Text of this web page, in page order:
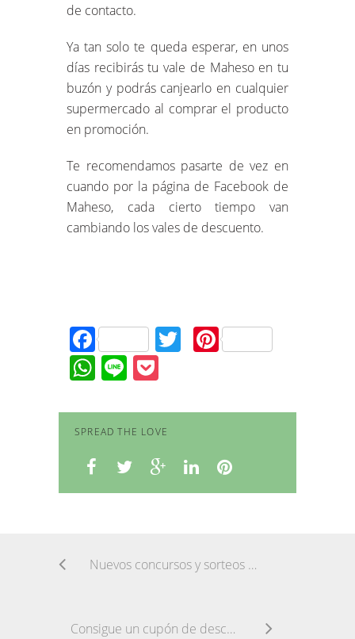
de contacto.
Ya tan solo te queda esperar, en unos
días recibirás tu vale de Maheso en tu
buzón y podrás canjearlo en cualquier
supermercado al comprar el producto
en promoción.
Te recomendamos pasarte de vez en
cuando por la página de Facebook de
Maheso, cada cierto tiempo van
cambiando los vales de descuento.
FacebookTwitter
Pinterest
WhatsApp
Line
SPREAD THE LOVE
Nuevos concursos y sorteos en Facebook
Consigue un cupón de descuento de Mimosín